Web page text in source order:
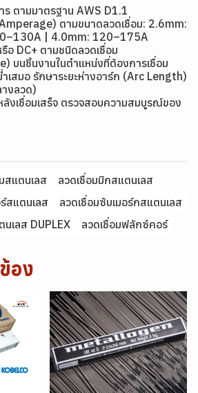
ตามมาตรฐาน AWS D1.1
ตามขนาดลวดเชื่อม: 2.6mm:
| 4.0mm: 120–175A
อ DC+ ตามชนิดลวดเชื่อม
บนชิ้นงานในตำแหน่งที่ต้องการเชื่อม
ำเสมอ รักษาระยะห่างอาร์ก (Arc Length)
งลวด)
งเชื่อมเสร็จ ตรวจสอบความสมบูรณ์ของ
สแตนเลส
ลวดเชื่อมมิกสแตนเลส
สแตนเลส
ลวดเชื่อมซับเมอร์กสแตนเลส
เลส DUPLEX
ลวดเชื่อมฟลักซ์คอร์
อง